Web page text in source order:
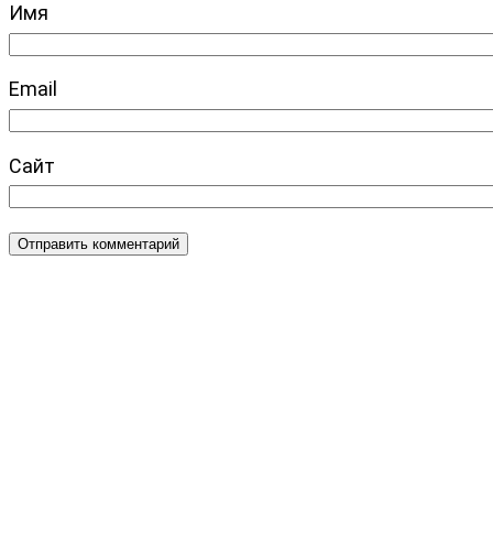
Имя
Email
Сайт